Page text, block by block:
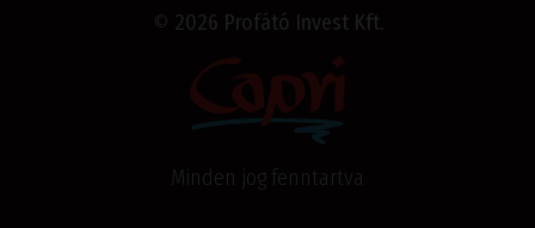
© 2026 Profátó Invest Kft.
Minden jog fenntartva